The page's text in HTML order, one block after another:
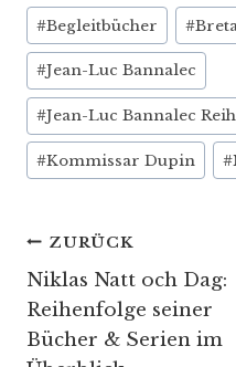
Schlagworte:
#Begleitbücher #
#Jean-Luc Bannalec
#Jean-Luc Bannalec
#Kommissar Dupin #
ZURÜCK
Niklas Natt och Dag:
Reihenfolge seiner
Bücher & Serien im